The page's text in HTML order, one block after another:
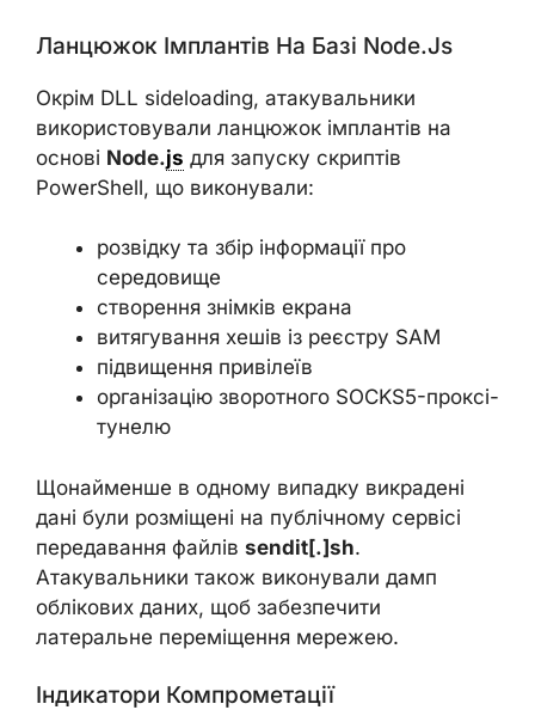
Ланцюжок Імплантів На Базі Node.js
Окрім DLL sideloading, атакувальники
використовували ланцюжок імплантів на
основі Node.js для запуску скриптів
PowerShell, що виконували:
розвідку та збір інформації про
середовище
створення знімків екрана
витягування хешів із реєстру SAM
підвищення привілеїв
організацію зворотного SOCKS5-проксі-
тунелю
Щонайменше в одному випадку викрадені
дані були розміщені на публічному сервісі
передавання файлів sendit[.]sh.
Атакувальники також виконували дамп
облікових даних, щоб забезпечити
латеральне переміщення мережею.
Індикатори Компрометації